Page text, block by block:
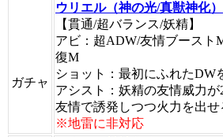
ガチャ
ウリエル（神の光/真獣神化）
【貫通/超バランス/妖精】
アビ：超ADW/友情ブースト
復M
ショット：最初にふれたDW
アシスト：妖精の友情威力が
友情で誘発しつつ火力を出せ
※地雷に非対応